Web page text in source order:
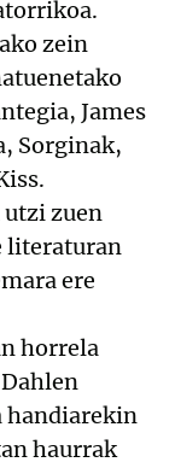
zein
James
Sorginak,
utzi zuen
literaturan
ere
horrela
handiarekin
haurrak